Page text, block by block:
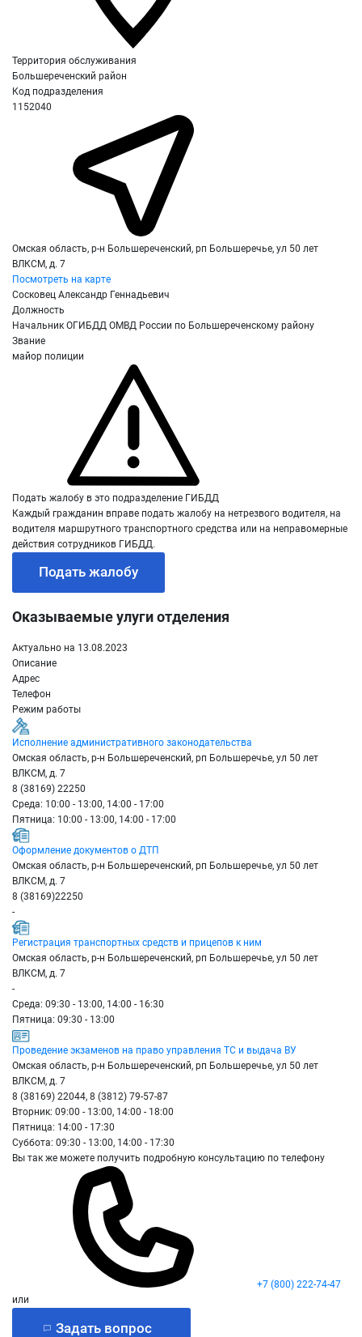
Территория обслуживания
Большереченский район
Код подразделения
1152040
Омская область, р-н Большереченский, рп Большеречье, ул 50 лет
ВЛКСМ, д. 7
Посмотреть на карте
Сосковец Александр Геннадьевич
Должность
Начальник ОГИБДД ОМВД России по Большереченскому району
Звание
майор полиции
Подать жалобу в это подразделение ГИБДД
Каждый гражданин вправе подать жалобу на нетрезвого водителя, на
водителя маршрутного транспортного средства или на неправомерные
действия сотрудников ГИБДД.
Подать жалобу
Оказываемые улуги отделения
Актуально на 13.08.2023
Описание
Адрес
Телефон
Режим работы
Исполнение административного законодательства
Омская область, р-н Большереченский, рп Большеречье, ул 50 лет
ВЛКСМ, д. 7
8 (38169) 22250
Среда: 10:00 - 13:00, 14:00 - 17:00
Пятница: 10:00 - 13:00, 14:00 - 17:00
Оформление документов о ДТП
Омская область, р-н Большереченский, рп Большеречье, ул 50 лет
ВЛКСМ, д. 7
8 (38169)22250
-
Регистрация транспортных средств и прицепов к ним
Омская область, р-н Большереченский, рп Большеречье, ул 50 лет
ВЛКСМ, д. 7
-
Среда: 09:30 - 13:00, 14:00 - 16:30
Пятница: 09:30 - 13:00
Проведение экзаменов на право управления ТС и выдача ВУ
Омская область, р-н Большереченский, рп Большеречье, ул 50 лет
ВЛКСМ, д. 7
8 (38169) 22044, 8 (3812) 79-57-87
Вторник: 09:00 - 13:00, 14:00 - 18:00
Пятница: 14:00 - 17:30
Суббота: 09:30 - 13:00, 14:00 - 17:30
Вы так же можете получить подробную консультацию по телефону
+7 (800) 222-74-47
или
Задать вопрос